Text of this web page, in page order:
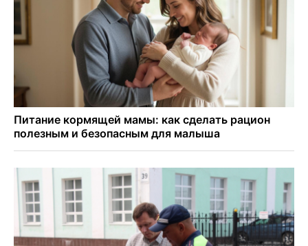
Белый гриб размером с футбольный мяч нашли под
Новосибирском